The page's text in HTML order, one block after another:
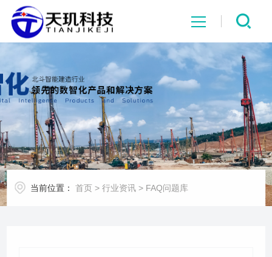
网站首页
系统中心
解决方案
项目案例
当前位置： 首页 >行业资讯 > FAQ问题库